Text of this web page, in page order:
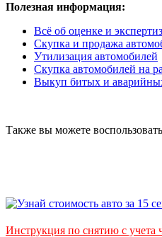
Полезная информация:
Всё об оценке и
Скупка и продажа
Утилизация автомобилей
Скупка автомобилей на
Выкуп битых и
Также вы можете
Инструкция по снятию с учета